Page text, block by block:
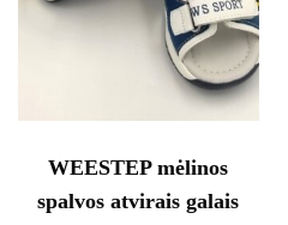
WEESTEP mėlinos
spalvos atvirais galais